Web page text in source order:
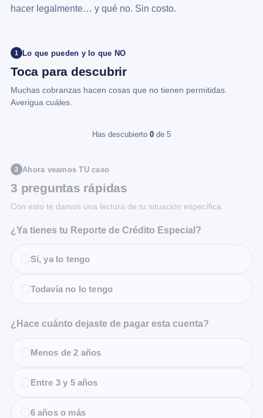
hacer legalmente… y qué no. Sin costo.
1 Lo que pueden y lo que NO
Toca para descubrir
Muchas cobranzas hacen cosas que no tienen permitidas.
Averigua cuáles.
Has descubierto 0 de 5
2 Ahora veamos TU caso
3 preguntas rápidas
Con esto te damos una lectura de tu situación específica.
¿Ya tienes tu Reporte de Crédito Especial?
Sí, ya lo tengo
Todavía no lo tengo
¿Hace cuánto dejaste de pagar esta cuenta?
Menos de 2 años
Entre 3 y 5 años
6 años o más